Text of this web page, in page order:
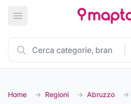
Apri menu principale
Home → Regioni → Abruzzo →